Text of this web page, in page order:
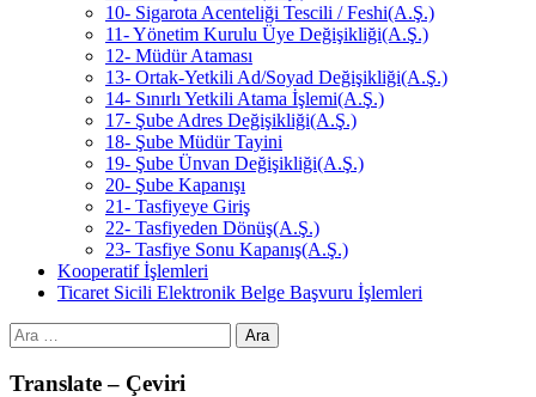
10- Sigarota Acenteliği Tescili / Feshi(A.Ş.)
11- Yönetim Kurulu Üye Değişikliği(A.Ş.)
12- Müdür Ataması
13- Ortak-Yetkili Ad/Soyad Değişikliği(A.Ş.)
14- Sınırlı Yetkili Atama İşlemi(A.Ş.)
17- Şube Adres Değişikliği(A.Ş.)
18- Şube Müdür Tayini
19- Şube Ünvan Değişikliği(A.Ş.)
20- Şube Kapanışı
21- Tasfiyeye Giriş
22- Tasfiyeden Dönüş(A.Ş.)
23- Tasfiye Sonu Kapanış(A.Ş.)
Kooperatif İşlemleri
Ticaret Sicili Elektronik Belge Başvuru İşlemleri
Arama:
Translate – Çeviri